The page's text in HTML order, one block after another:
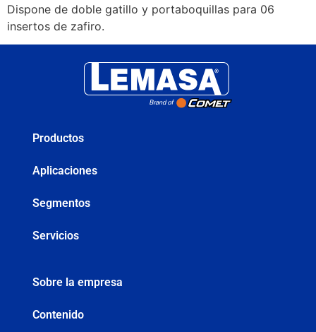
Dispone de doble gatillo y portaboquillas para 06
insertos de zafiro.
Productos
Aplicaciones
Segmentos
Servicios
Sobre la empresa
Contenido